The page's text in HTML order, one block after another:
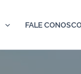
FALE